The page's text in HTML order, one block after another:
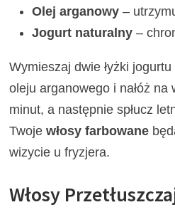
Olej arganowy –
Jogurt naturalny –
Wymieszaj dwie łyżki
oleju arganowego i nałóż na
minut, a następnie spłucz
Twojewłosy farbowane
wizycie u fryzjera.
Włosy